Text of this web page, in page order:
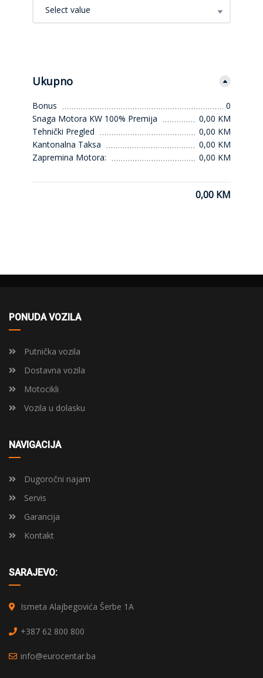
Select value
Ukupno
Bonus
0
Snaga Motora KW 100% Premija
0,00 KM
Tehnički Pregled
0,00 KM
Kantonalna Taksa
0,00 KM
Zapremina Motora:
0,00 KM
0,00 KM
PONUDA VOZILA
Putnička vozila
Dostavna vozila
Motocikli
Vozila u dolasku
NAVIGACIJA
Dugoročni najam
Servis
Garancija
Kontakt
SARAJEVO:
Ismeta Alajbegovića Šerbe 1A
+387 62 800 800
info@eurocentar.ba